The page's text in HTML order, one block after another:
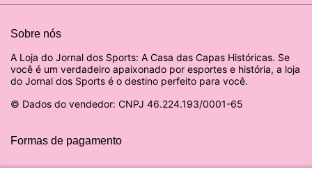
Sobre nós
A Loja do Jornal dos Sports: A Casa das Capas Históricas. Se
você é um verdadeiro apaixonado por esportes e história, a loja
do Jornal dos Sports é o destino perfeito para você.
© Dados do vendedor: CNPJ 46.224.193/0001-65
Formas de pagamento